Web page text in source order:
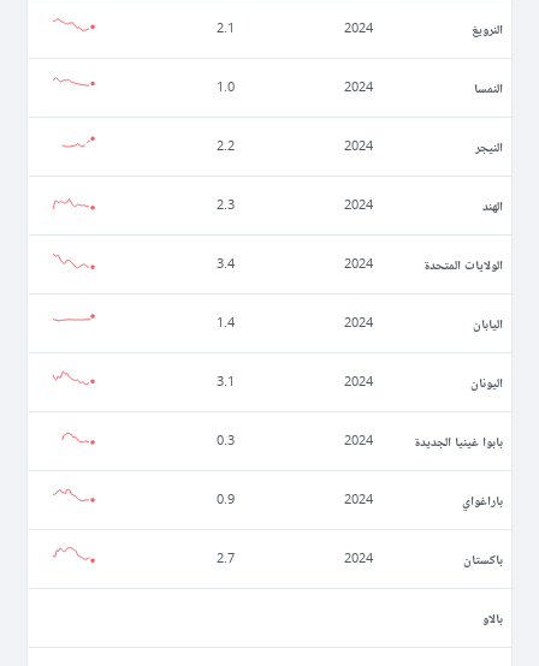
النرويغ 2024
2.1
النمسا 2024
1.0
النيجر 2024
2.2
الهند 2024
2.3
الولايات المتحدة 2024
3.4
اليابان 2024
1.4
اليونان 2024
3.1
بابوا غينيا الجديدة 2024
0.3
باراغواي 2024
0.9
باكستان 2024
2.7
بالاو